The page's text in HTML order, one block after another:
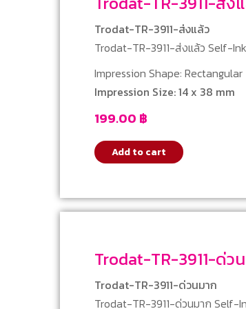
199.00 ฿
Trodat-TR-3911-ส่งแล้ว
Trodat-TR-3911-ส่งแล้ว Self-
Impression Shape: Rectangular
Impression Size: 14 x 38 mm
Add to cart
Trodat-TR-3911-ด่ว
Trodat-TR-3911-ด่วนมาก
Trodat-TR-3911-ด่วนมาก Self-